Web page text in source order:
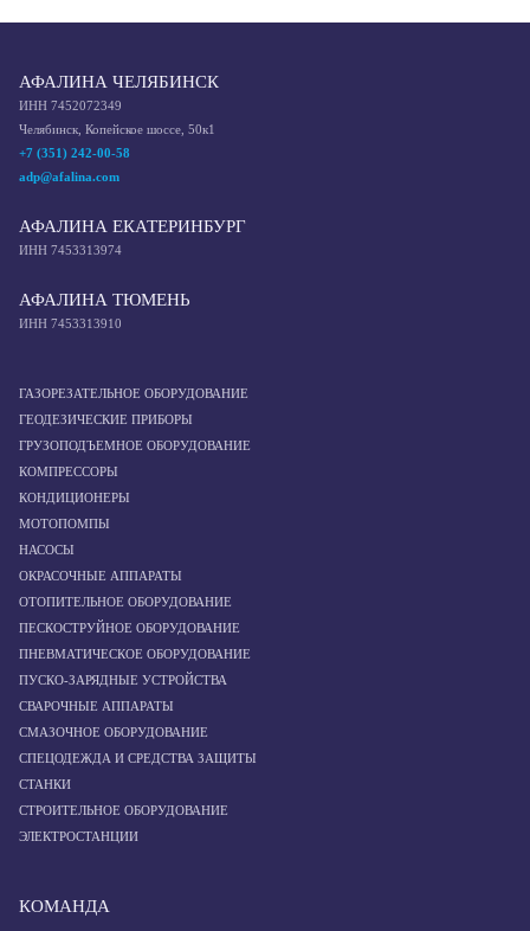
АФАЛИНА ЧЕЛЯБИНСК
ИНН 7452072349
Челябинск, Копейское шоссе, 50к1
+7 (351) 242-00-58
adp@afalina.com
АФАЛИНА ЕКАТЕРИНБУРГ
ИНН 7453313974
АФАЛИНА ТЮМЕНЬ
ИНН 7453313910
ГАЗОРЕЗАТЕЛЬНОЕ ОБОРУДОВАНИЕ
ГЕОДЕЗИЧЕСКИЕ ПРИБОРЫ
ГРУЗОПОДЪЕМНОЕ ОБОРУДОВАНИЕ
КОМПРЕССОРЫ
КОНДИЦИОНЕРЫ
МОТОПОМПЫ
НАСОСЫ
ОКРАСОЧНЫЕ АППАРАТЫ
ОТОПИТЕЛЬНОЕ ОБОРУДОВАНИЕ
ПЕСКОСТРУЙНОЕ ОБОРУДОВАНИЕ
ПНЕВМАТИЧЕСКОЕ ОБОРУДОВАНИЕ
ПУСКО-ЗАРЯДНЫЕ УСТРОЙСТВА
СВАРОЧНЫЕ АППАРАТЫ
СМАЗОЧНОЕ ОБОРУДОВАНИЕ
СПЕЦОДЕЖДА И СРЕДСТВА ЗАЩИТЫ
СТАНКИ
СТРОИТЕЛЬНОЕ ОБОРУДОВАНИЕ
ЭЛЕКТРОСТАНЦИИ
КОМАНДА